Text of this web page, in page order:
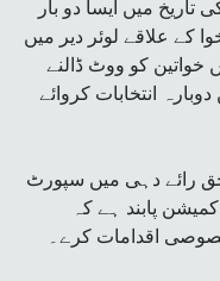
تاریخ میں ایسا دو بار
کے علاقے لوئر دیر میں
میں خواتین کو ووٹ ڈالنے
انتخابات کروائے
کو حق رائے دہی میں سپورٹ
الیکشن کمیشن پابند ہے کہ
اقدامات کرے۔